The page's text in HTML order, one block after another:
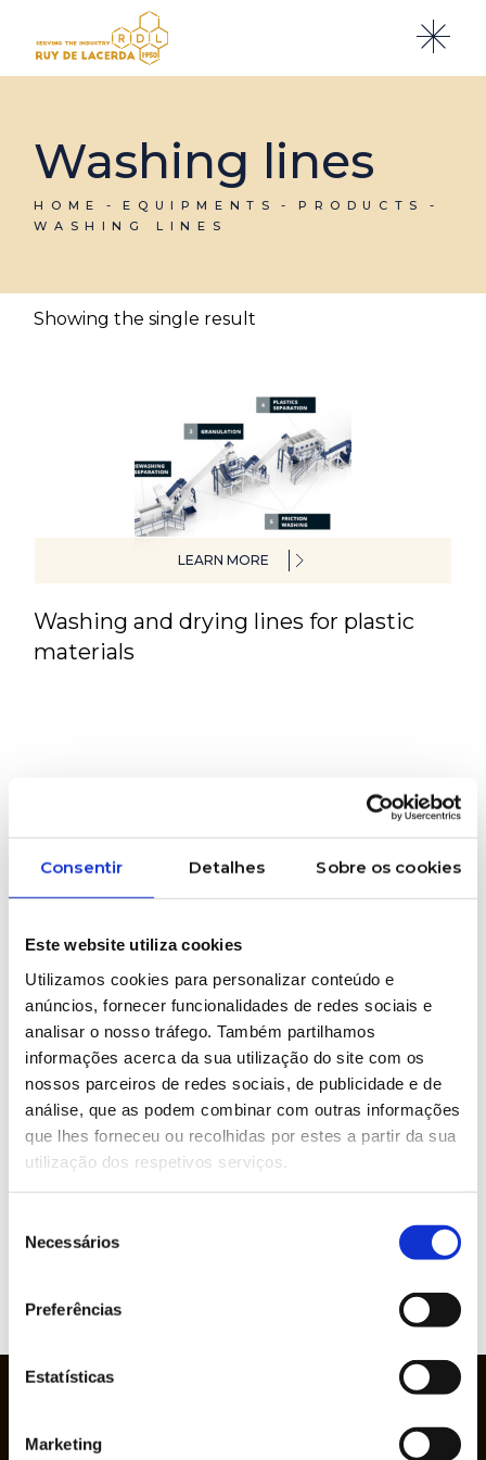
Consentir Detalhes Sobre os cookies
Este website utiliza cookies
Utilizamos cookies para personalizar conteúdo e
anúncios, fornecer funcionalidades de redes sociais e
analisar o nosso tráfego. Também partilhamos
informações acerca da sua utilização do site com os
nossos parceiros de redes sociais, de publicidade e de
análise, que as podem combinar com outras informações
que lhes forneceu ou recolhidas por estes a partir da sua
utilização dos respetivos serviços.
Necessários
Preferências
Estatísticas
Marketing
content
Washing lines
HOME EQUIPMENTS
PRODUCTS
WASHING LINES
Showing the single result
LEARN MORE
Washing and drying lines for plastic
materials
Categories
» Industrial Installation and Maintenance
» Circular Economy
» Graphic Industry